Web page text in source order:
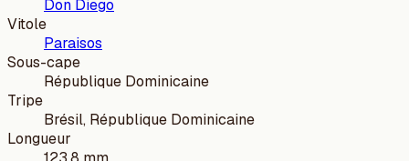
Don Diego
Vitole
Paraisos
Sous-cape
République Dominicaine
Tripe
Brésil, République Dominicaine
Longueur